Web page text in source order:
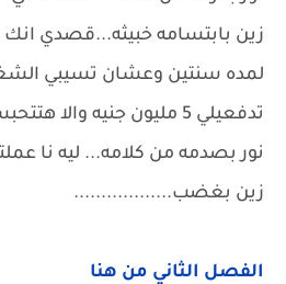
زين بابتسامه خبيثه...قصدي
لمده سنتين وعشان تسيبي
تدفعيلي 5 مليون جنيه والا هتتحبسي
نور بصدمه من كلامه... ليه نا
زين بغضب..................
الفصل الثاني من هنا